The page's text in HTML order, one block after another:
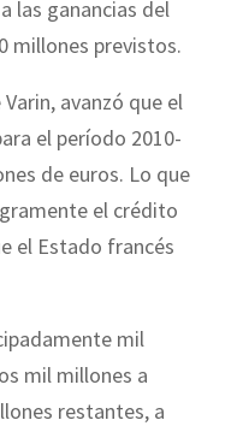
las ganancias del
millones previstos.
avanzó que el
el período 2010-
de euros. Lo que
el crédito
el Estado francés
mil
mil millones a
restantes, a